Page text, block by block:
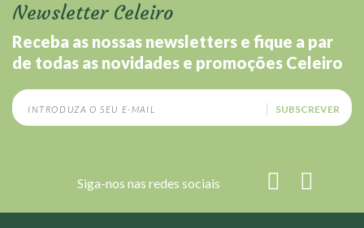
Newsletter Celeiro
Receba as nossas newsletters e fique a par
de todas as novidades e promoções Celeiro
SUBSCREVER
Siga-nos nas redes sociais